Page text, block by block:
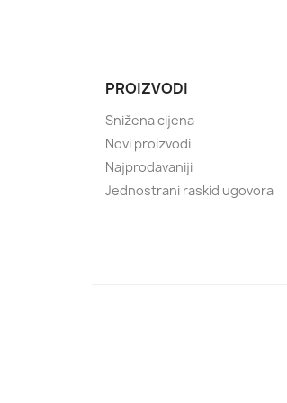
PROIZVODI
Snižena cijena
Novi proizvodi
Najprodavaniji
Jednostrani raskid ugovora